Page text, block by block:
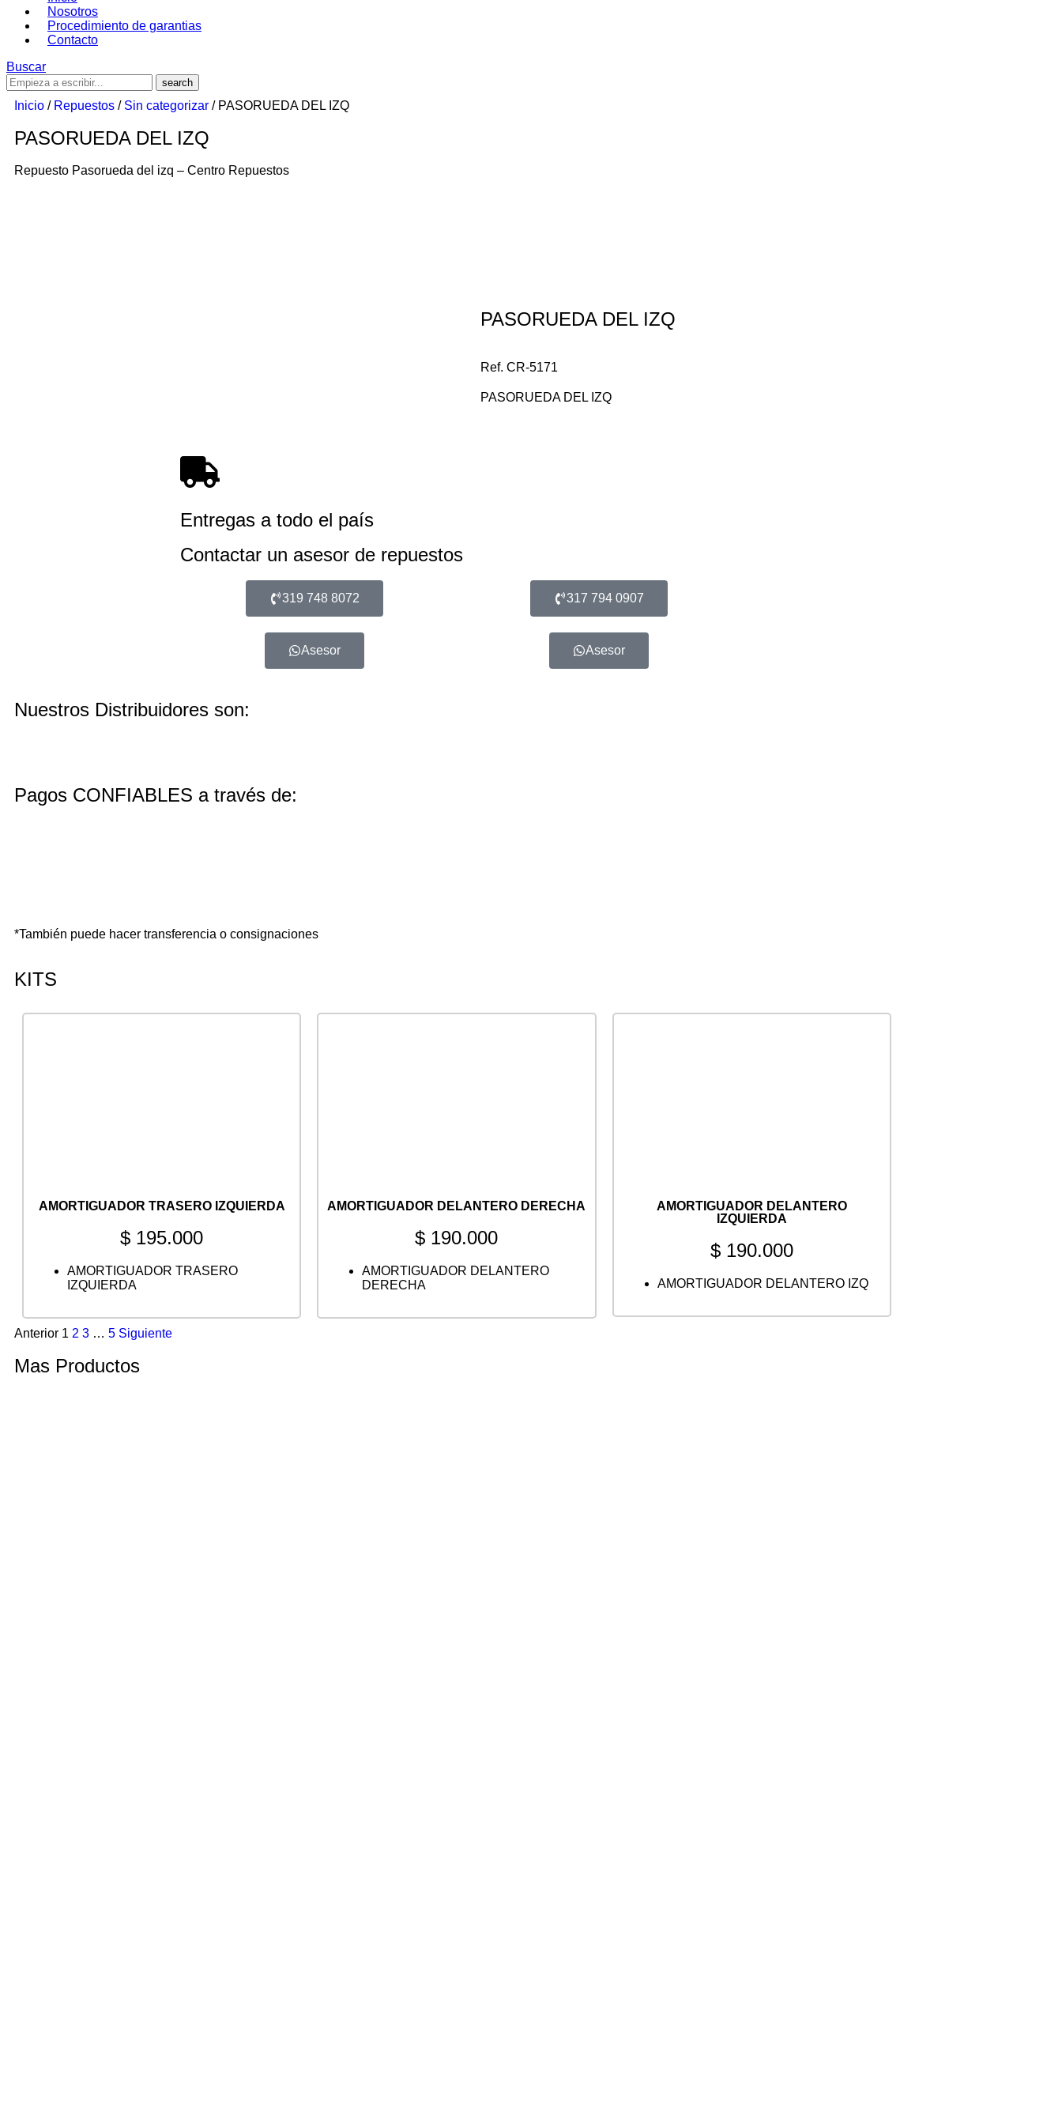
Nosotros
Procedimiento de garantias
Contacto
Buscar
Inicio / Repuestos / Sin categorizar / PASORUEDA DEL IZQ
PASORUEDA DEL IZQ
Repuesto Pasorueda del izq – Centro Repuestos
PASORUEDA DEL IZQ
Ref. CR-5171
PASORUEDA DEL IZQ
Entregas a todo el país
Contactar un asesor de repuestos
319 748 8072
Asesor
317 794 0907
Asesor
Nuestros Distribuidores son:
Pagos CONFIABLES a través de:
*También puede hacer transferencia o consignaciones
KITS
AMORTIGUADOR TRASERO IZQUIERDA
$ 195.000
AMORTIGUADOR TRASERO
IZQUIERDA
AMORTIGUADOR DELANTERO DERECHA
$ 190.000
AMORTIGUADOR DELANTERO
DERECHA
AMORTIGUADOR DELANTERO
IZQUIERDA
$190.000
AMORTIGUADOR DELANTERO IZQ
Anterior 1 2 3 … 5 Siguiente
Mas Productos